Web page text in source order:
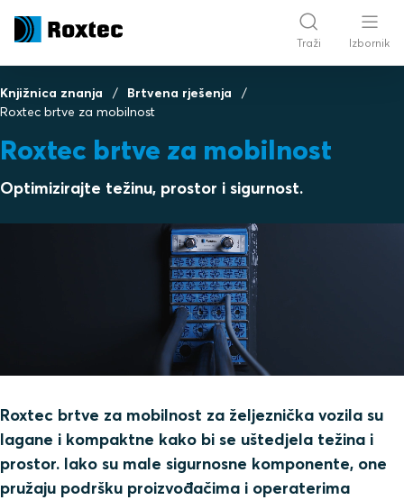
Traži Izbornik
Knjižnica znanja
Brtvena rješenja
Roxtec brtve za mobilnost
Roxtec brtve za mobilnost
Optimizirajte težinu, prostor i sigurnost.
Roxtec brtve za mobilnost za željeznička vozila su
lagane i kompaktne kako bi se uštedjela težina i
prostor. Iako su male sigurnosne komponente, one
pružaju podršku proizvođačima i operaterima